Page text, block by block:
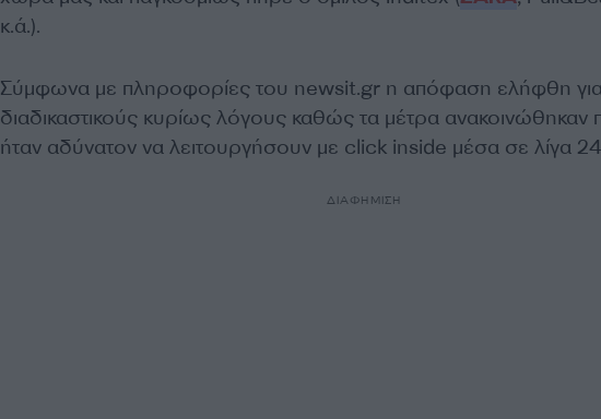
κ.ά.).
Σύμφωνα με πληροφορίες του newsit.gr η απόφαση ελήφθη
διαδικαστικούς κυρίως λόγους καθώς τα μέτρα ανακοινώθηκαν
ήταν αδύνατον να λειτουργήσουν με click inside μέσα σε λίγα
ΔΙΑΦΗΜΙΣΗ